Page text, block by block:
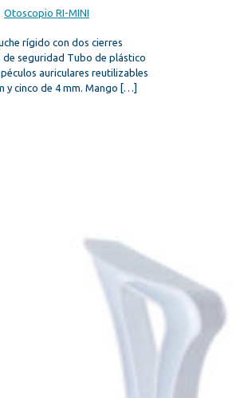
Otoscopio RI-MINI
rígido con dos cierres
de seguridad Tubo de plástico
auriculares reutilizables
y cinco de 4 mm. Mango […]